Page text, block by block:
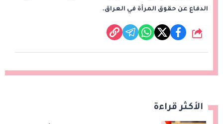
الدفاع عن حقوق المرأة في العراق.
شارك
الأكثر قراءة